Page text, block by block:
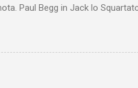
Paul Begg in Jack lo
a ricostruire la storia di
Ne esce un quadro
inverosimilmente classista, e
nei confronti delle classi